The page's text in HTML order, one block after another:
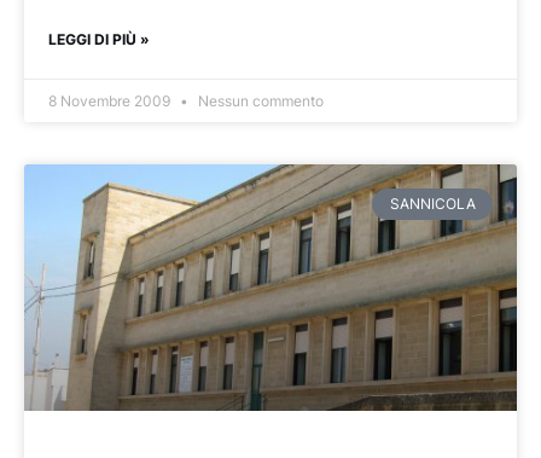
LEGGI DI PIÙ »
8 Novembre 2009 Nessun commento
SANNICOLA